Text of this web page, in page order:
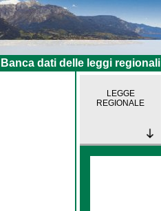
Banca dati delle leggi regionali
LEGGE
REGIONALE